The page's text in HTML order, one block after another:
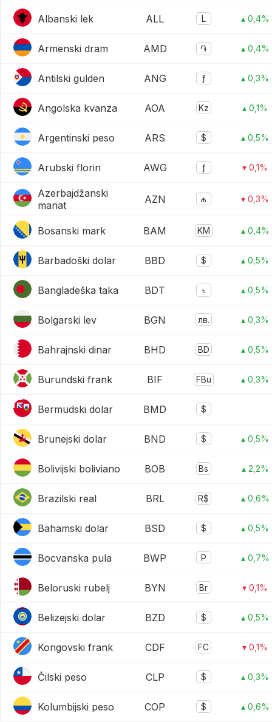
Albanski lek ALL L ▴ 0,4%
Armenski dram AMD ֏ ▴ 0,4%
Antilski gulden ANG ƒ ▴ 0,3%
Angolska kvanza AOA Kz ▴ 0,1%
Argentinski peso ARS $ ▴ 0,5%
Arubski florin AWG ƒ ▾ 0,1%
Azerbajdžanski
manat
AZN ₼ ▾ 0,3%
Bosanski mark BAM KM ▴ 0,4%
Barbadoški dolar BBD $ ▴ 0,5%
Bangladeška taka BDT ৳ ▴ 0,5%
Bolgarski lev BGN лв. ▴ 0,3%
Bahrajnski dinar BHD BD ▴ 0,5%
Burundski frank BIF FBu ▴ 0,3%
Bermudski dolar BMD $
Brunejski dolar BND $ ▴ 0,5%
Bolivijski boliviano BOB Bs ▴ 2,2%
Brazilski real BRL R$ ▴ 0,6%
Bahamski dolar BSD $ ▴ 0,5%
Bocvanska pula BWP P ▴ 0,7%
Beloruski rubelj BYN Br ▾ 0,1%
Belizejski dolar BZD $ ▴ 0,5%
Kongovski frank CDF FC ▾ 0,1%
Čilski peso CLP $ ▴ 0,3%
Kolumbijski peso COP $ ▴ 0,6%